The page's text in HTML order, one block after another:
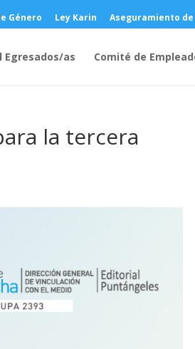
Género Ley Karin Aseguramiento de
Egresados/as Comité de
la tercera